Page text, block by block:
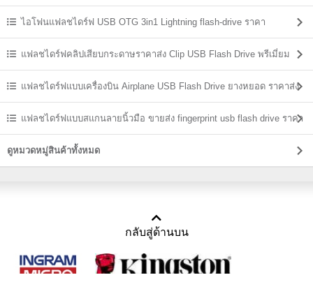
ราคาส่งไอโฟนแฟลชไดร์ฟ USB OTG 3in1 Lightning flash-drive ราคา
แฟลชไดร์ฟคลิปเสียบกระดาษราคาส่ง Clip USB Flash Drive พรีเมี่ยม
ราคาถูกแฟลชไดร์ฟแบบเครื่องบิน Airplane USB Flash Drive ยางหยอด ราคาส่ง
แฟลชไดร์ฟแบบสแกนลายนิ้วมือ ขายส่ง fingerprint usb flash drive ราคา
ถูก
ดูหมวดหมู่สินค้าทั้งหมด
กลับสู่ด้านบน